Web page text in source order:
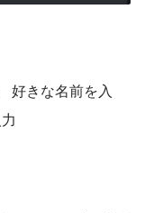
好きな名前を入